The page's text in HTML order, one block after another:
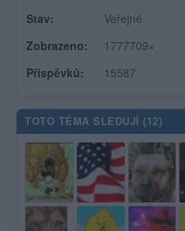
Stav:
Veřejné
Zobrazeno:
1777709×
Příspěvků:
15587
TOTO TÉMA SLEDUJÍ (12)